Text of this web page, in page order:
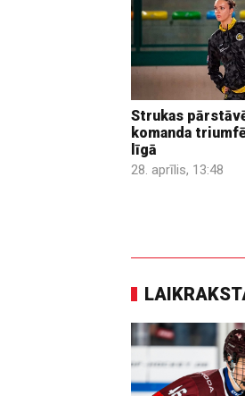
Strukas
komanda
līgā
28. aprīlis, 13:48